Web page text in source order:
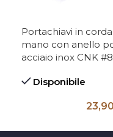
Portachiavi in
mano con anello
acciaio inox CNK
Disponibile
23,90